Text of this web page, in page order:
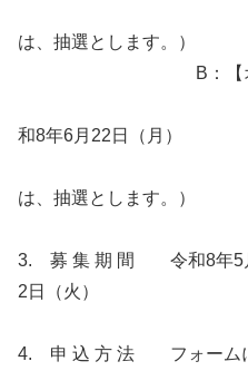
20名（応募
は、抽選とします。）
B：【オンライ
令和8年6月
和8年6月22日（月）
30名（応募
は、抽選とします。）
3. 募 集 期 間 令和8年5月
2日（火）
4. 申 込 方 法 フォームに